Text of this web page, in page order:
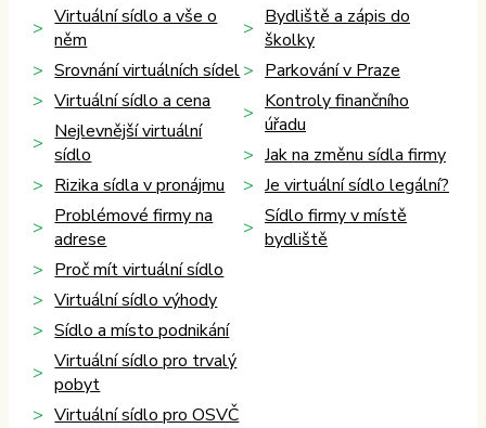
Virtuální sídlo a vše o
něm
Srovnání virtuálních sídel
Virtuální sídlo a cena
Nejlevnější virtuální
sídlo
Rizika sídla v pronájmu
Problémové firmy na
adrese
Proč mít virtuální sídlo
Virtuální sídlo výhody
Sídlo a místo podnikání
Virtuální sídlo pro trvalý
pobyt
Virtuální sídlo pro OSVČ
Bydliště a zápis do
školky
Parkování v Praze
Kontroly finančního
úřadu
Jak na změnu sídla firmy
Je virtuální sídlo legální?
Sídlo firmy v místě
bydliště